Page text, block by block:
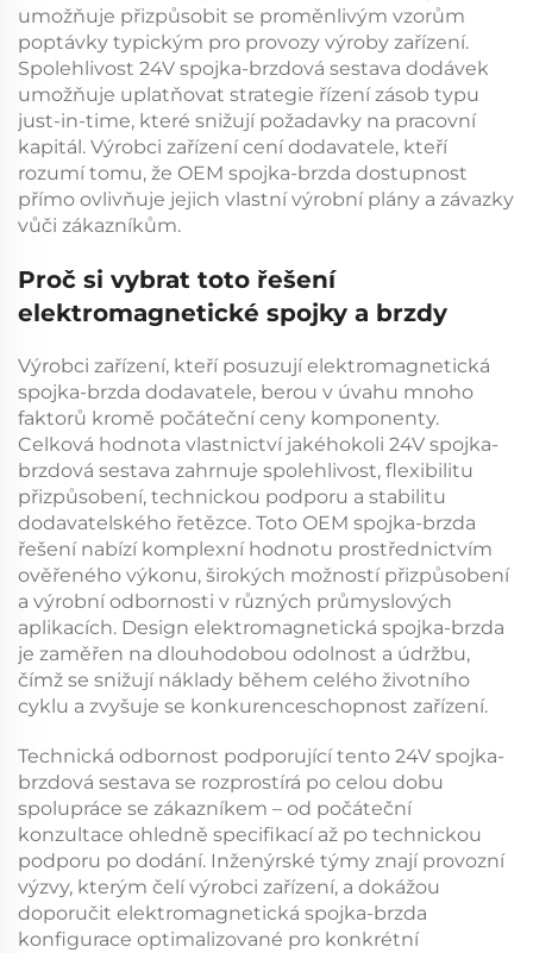
umožňuje přizpůsobit se proměnlivým vzorům
poptávky typickým pro provozy výroby zařízení.
Spolehlivost 24V spojka-brzdová sestava dodávek
umožňuje uplatňovat strategie řízení zásob typu
just-in-time, které snižují požadavky na pracovní
kapitál. Výrobci zařízení cení dodavatele, kteří
rozumí tomu, že OEM spojka-brzda dostupnost
přímo ovlivňuje jejich vlastní výrobní plány a závazky
vůči zákazníkům.
Proč si vybrat toto řešení
elektromagnetické spojky a brzdy
Výrobci zařízení, kteří posuzujíelektromagnetická
spojka-brzda dodavatele, berou v úvahu mnoho
faktorů kromě počáteční ceny komponenty.
Celková hodnota vlastnictví jakéhokoli 24V spojka-
brzdová sestava zahrnuje spolehlivost, flexibilitu
přizpůsobení, technickou podporu a stabilitu
dodavatelského řetězce. Toto OEM spojka-brzda
řešení nabízí komplexní hodnotu prostřednictvím
ověřeného výkonu, širokých možností přizpůsobení
a výrobní odbornosti v různých průmyslových
aplikacích. Design elektromagnetická spojka-brzda
je zaměřen na dlouhodobou odolnost a údržbu,
čímž se snižují náklady během celého životního
cyklu a zvyšuje se konkurenceschopnost zařízení.
Technická odbornost podporující tento 24V spojka-
brzdová sestava se rozprostírá po celou dobu
spolupráce se zákazníkem – od počáteční
konzultace ohledně specifikací až po technickou
podporu po dodání. Inženýrské týmy znají provozní
výzvy, kterým čelí výrobci zařízení, a dokážou
doporučit elektromagnetická spojka-brzda
konfigurace optimalizované pro konkrétní